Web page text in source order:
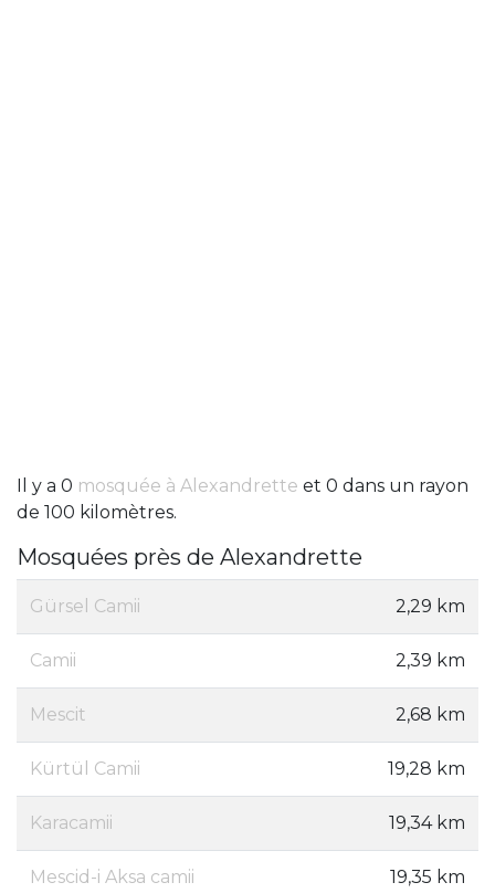
Il y a 0 mosquée à Alexandrette et 0 dans un rayon
de 100 kilomètres.
Mosquées près de Alexandrette
Gürsel Camii 2,29 km
Camii 2,39 km
Mescit 2,68 km
Kürtül Camii 19,28 km
Karacamii 19,34 km
Mescid-i Aksa camii 19,35 km